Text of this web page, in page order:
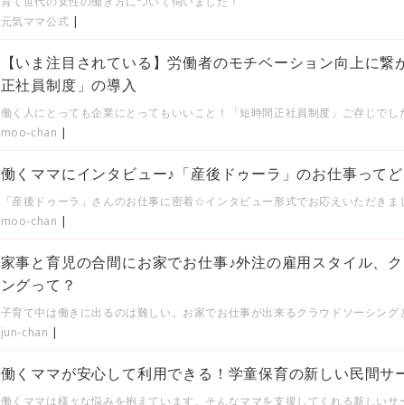
元気ママ公式 |
【いま注目されている】労働者のモチベーション向上に繋
正社員制度」の導入
働く人にとっても企業にとってもいいこと！「短時間正社員制度」ご存じでし
moo-chan |
働くママにインタビュー♪「産後ドゥーラ」のお仕事って
「産後ドゥーラ」さんのお仕事に密着☆インタビュー形式でお応えいただきま
moo-chan |
家事と育児の合間にお家でお仕事♪外注の雇用スタイル、
ングって？
子育て中は働きに出るのは難しい。お家でお仕事が出来るクラウドソーシング
jun-chan |
働くママが安心して利用できる！学童保育の新しい民間サ
働くママは様々な悩みを抱えています。そんなママを支援してくれる新しいサ